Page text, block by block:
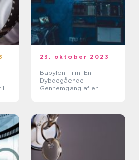
23. oktober 2023
Babylon Film: En
Dybdegående
Gennemgang af en